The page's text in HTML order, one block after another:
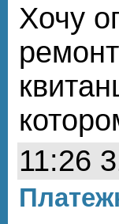
Хочу
11:26